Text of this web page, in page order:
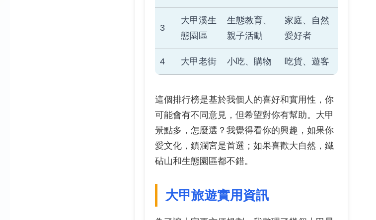
3
大甲溪生
態園區
生態教育、
親子活動
家庭、自然
愛好者
4 大甲老街 小吃、購物 吃貨、遊客
這個排行榜是基於我個人的喜好和實用性，你
可能會有不同意見，但希望對你有幫助。大甲
景點多，怎麼選？我覺得看你的興趣，如果你
愛文化，鎮瀾宮是首選；如果喜歡大自然，鐵
砧山和生態園區都不錯。
大甲旅遊實用資訊